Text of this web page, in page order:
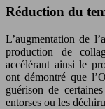
Réduction du
L’augmentation de
production de
accélérant ainsi le
ont démontré que
guérison de
entorses ou les